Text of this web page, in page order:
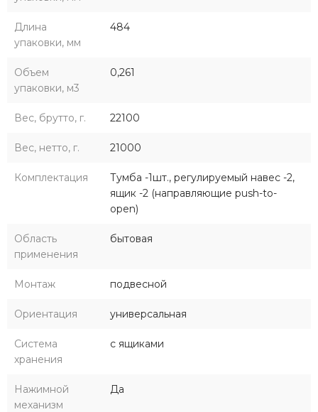
Длина
упаковки, мм
484
Объем
упаковки, м3
0,261
Вес, брутто, г. 22100
Вес, нетто, г. 21000
Комплектация
Тумба -1шт., регулируемый навес -2,
ящик -2 (направляющие push-to-
open)
Область
применения
бытовая
Монтаж подвесной
Ориентация универсальная
Система
хранения
с ящиками
Нажимной
механизм
Да